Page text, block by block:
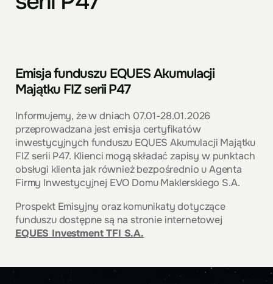
Emisja funduszu EQUES Akumulacji
Majątku FIZ serii P47
Informujemy, że w dniach 07.01-28.01.2026
przeprowadzana jest emisja certyfikatów
inwestycyjnych funduszu EQUES Akumulacji Majątku
FIZ serii P47. Klienci mogą składać zapisy w punktach
obsługi klienta jak również bezpośrednio u Agenta
Firmy Inwestycyjnej EVO Domu Maklerskiego S.A.
Prospekt Emisyjny oraz komunikaty dotyczące
funduszu dostępne są na stronie internetowej
EQUES Investment TFI S.A.